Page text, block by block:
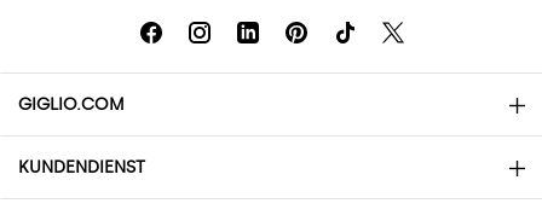
GIGLIO.COM
Über uns
KUNDENDIENST